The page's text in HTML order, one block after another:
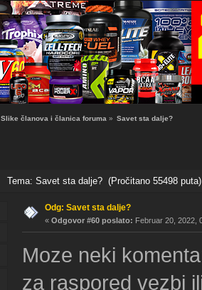
Slike članova i članica foruma » Savet sta dalje?
Tema: Savet sta dalje? (Pročitano 55498 puta)
Odg: Savet sta dalje?
« Odgovor #60 poslato: Februar 20, 2022,
Moze neki
za raspored vezbi